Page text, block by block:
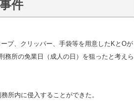
件
プ、クリッパー、手袋等を用意したKとOが
務所の免業日（成人の日）を狙ったと考えら
所内に侵入することができた。